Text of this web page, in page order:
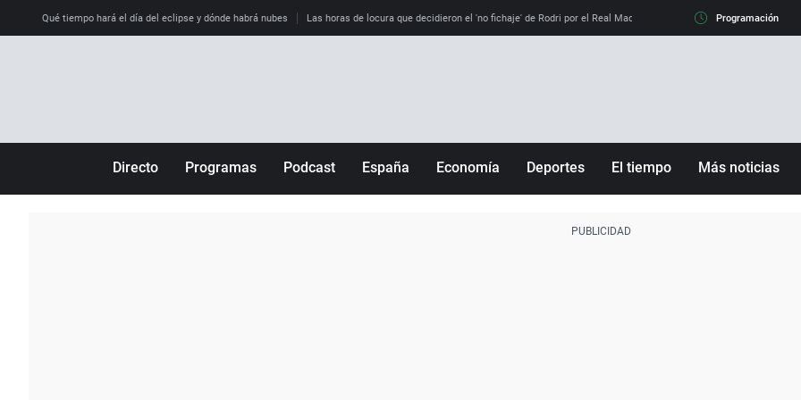
Qué tiempo hará el día del eclipse y dónde habrá nubes Las horas de locura que decidieron el 'no fichaje' de Rodri por el Real Madrid y su 'sí' al Barça La llamada
Programación
Directo Programas Podcast España Economía Deportes El tiempo Más noticias